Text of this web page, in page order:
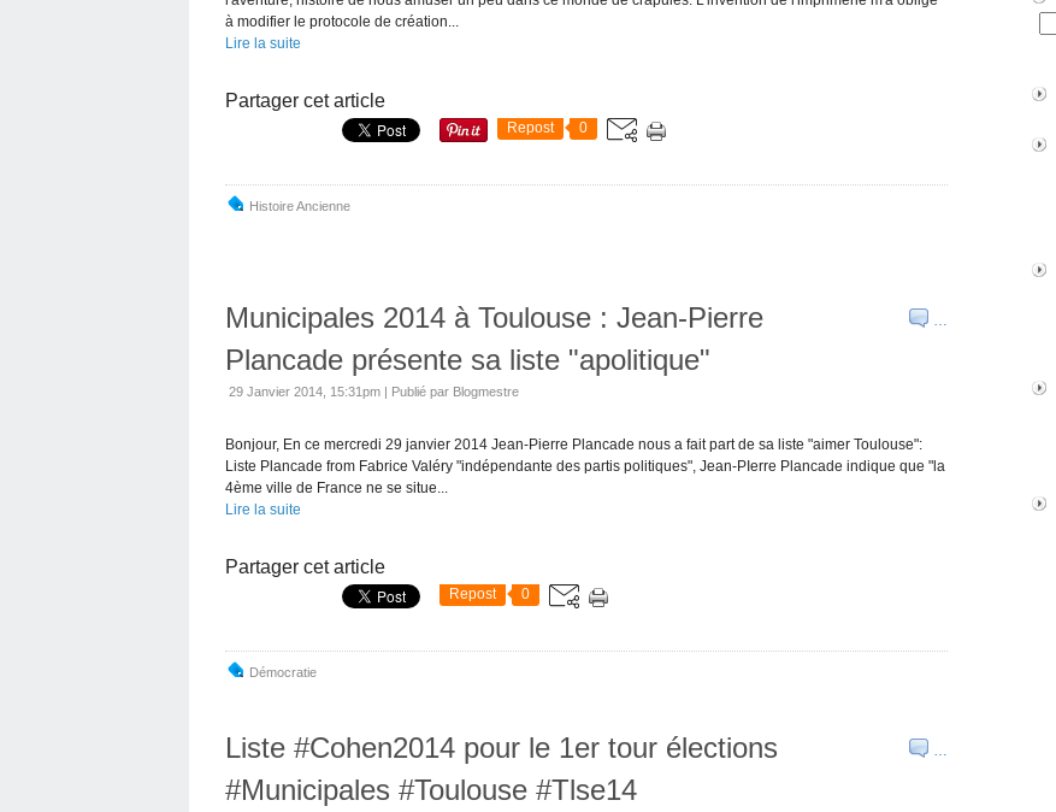
à modifier le protocole de création...
Lire la suite
Partager cet article
Repost 0
Histoire Ancienne
…
Municipales 2014 à Toulouse : Jean-Pierre
Plancade présente sa liste "apolitique"
29 Janvier 2014, 15:31pm | Publié par Blogmestre
Bonjour, En ce mercredi 29 janvier 2014 Jean-Pierre Plancade nous a fait part de sa liste "aimer Toulouse":
Liste Plancade from Fabrice Valéry "indépendante des partis politiques", Jean-PIerre Plancade indique que "la
4ème ville de France ne se situe...
Lire la suite
Partager cet article
Repost 0
Démocratie
…
Liste #Cohen2014 pour le 1er tour élections
#Municipales #Toulouse #Tlse14